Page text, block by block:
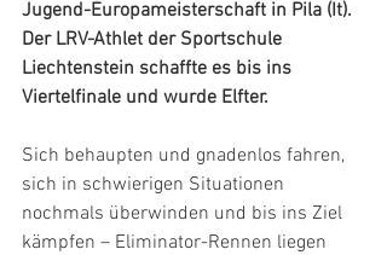
Jugend-Europameisterschaft in Pila (It).
Der LRV-Athlet der Sportschule
Liechtenstein schaffte es bis ins
Viertelfinale und wurde Elfter.
Sich behaupten und gnadenlos fahren,
sich in schwierigen Situationen
nochmals überwinden und bis ins Ziel
kämpfen – Eliminator-Rennen liegen